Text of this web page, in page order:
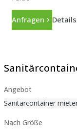
Anfragen Details
Angebot
Sanitärcontainer
Nach Größe